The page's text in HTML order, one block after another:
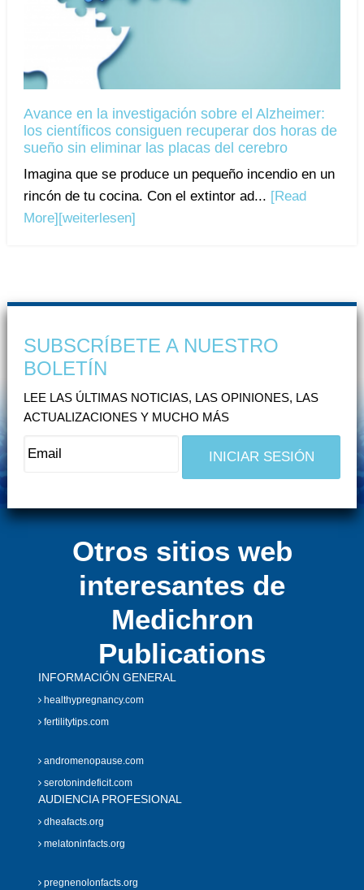
Avance en la investigación sobre el Alzheimer:
los científicos consiguen recuperar dos horas de
sueño sin eliminar las placas del cerebro
Imagina que se produce un pequeño incendio en un
rincón de tu cocina. Con el extintor ad... [Read
More] [weiterlesen]
SUBSCRÍBETE A NUESTRO
BOLETÍN
LEE LAS ÚLTIMAS NOTICIAS, LAS OPINIONES, LAS
ACTUALIZACIONES Y MUCHO MÁS
Otros sitios web
interesantes de
Medichron
Publications
INFORMACIÓN GENERAL
healthypregnancy.com
fertilitytips.com
andromenopause.com
serotonindeficit.com
AUDIENCIA PROFESIONAL
dheafacts.org
melatoninfacts.org
pregnenolonfacts.org